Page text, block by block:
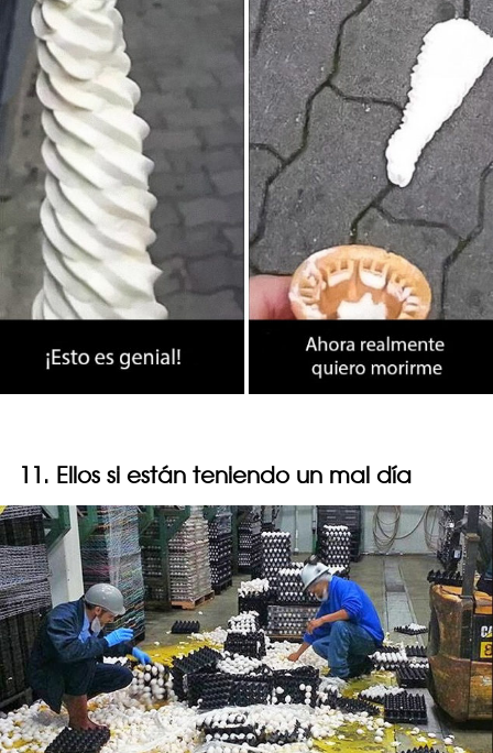
11. Ellos si están teniendo un mal día